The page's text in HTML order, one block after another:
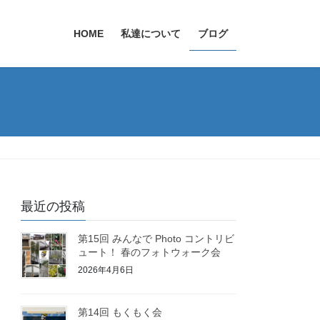
HOME 私達について ブログ
最近の投稿
第15回 みんなで Photo コントリビ
ュート！ 春のフォトウォーク会
2026年4月6日
第14回 もくもく会